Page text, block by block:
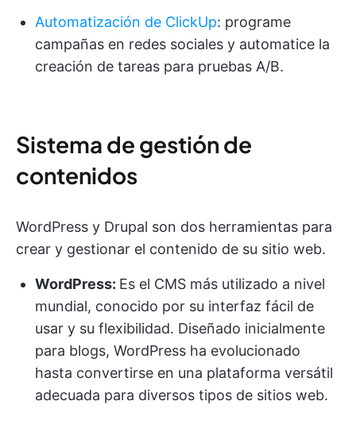
Automatización de ClickUp: programe
campañas en redes sociales y automatice la
creación de tareas para pruebas A/B.
Sistema de gestión de
contenidos
WordPress y Drupal son dos herramientas para
crear y gestionar el contenido de su sitio web.
WordPress: Es el CMS más utilizado a nivel
mundial, conocido por su interfaz fácil de
usar y su flexibilidad. Diseñado inicialmente
para blogs, WordPress ha evolucionado
hasta convertirse en una plataforma versátil
adecuada para diversos tipos de sitios web.